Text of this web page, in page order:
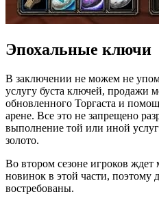
Эпохальные ключи
В заключении не можем не
услугу буста ключей, продажи
обновленного Торгаста и
арене. Все это не запрещено
выполнение той или иной
золото.
Во втором сезоне игроков
новинок в этой части, поэтому
востребованы.